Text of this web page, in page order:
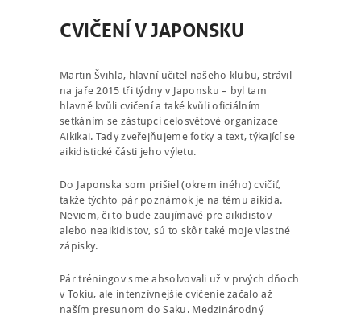
CVIČENÍ V JAPONSKU
Martin Švihla, hlavní učitel našeho klubu, strávil
na jaře 2015 tři týdny v Japonsku – byl tam
hlavně kvůli cvičení a také kvůli oficiálním
setkáním se zástupci celosvětové organizace
Aikikai. Tady zveřejňujeme fotky a text, týkající se
aikidistické části jeho výletu.
Do Japonska som prišiel (okrem iného) cvičiť,
takže týchto pár poznámok je na tému aikida.
Neviem, či to bude zaujímavé pre aikidistov
alebo neaikidistov, sú to skôr také moje vlastné
zápisky.
Pár tréningov sme absolvovali už v prvých dňoch
v Tokiu, ale intenzívnejšie cvičenie začalo až
naším presunom do Saku. Medzinárodný